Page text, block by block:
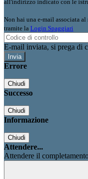
all'indirizzo indicato con le
Non hai una e-mail associata
tramite la Login Spaggiari
E-mail inviata, si prega di
Errore
Chiudi
Successo
Chiudi
Informazione
Chiudi
Attendere...
Attendere il